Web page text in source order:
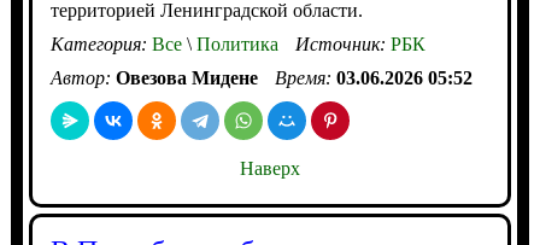
территорией Ленинградской области.
Категория: Все\Политика Источник: РБК
Автор: Овезова Мидене Время: 03.06.2026 05:52
Наверх